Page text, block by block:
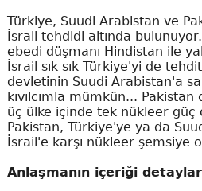
Türkiye, Suudi Arabistan ve
İsrail tehdidi altında
ebedi düşmanı Hindistan ile
İsrail sık sık Türkiye'yi de
devletinin Suudi Arabistan'a
kıvılcımla mümkün...
üç ülke içinde tek nükleer güç
Pakistan, Türkiye'ye ya da
İsrail'e karşı nükleer şemsiye
Anlaşmanın içeriği